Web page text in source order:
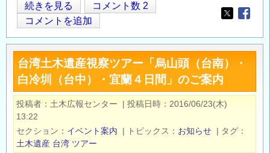
鎌
倉
時
代
よ
り
存
在
す
る
続きを見る
コメント数 2
コメントを追加
Opens in
台湾土木遺産視察ツアー「烏山頭（台南）・
白冷圳（台中）・宜蘭４日間」のご案内
投稿者 土木広報センター | 投稿日時
2016/06/23(木)
13:22
セクション
イベント案内 | トピックス お知らせ | タグ
土木遺産 台湾 ツアー